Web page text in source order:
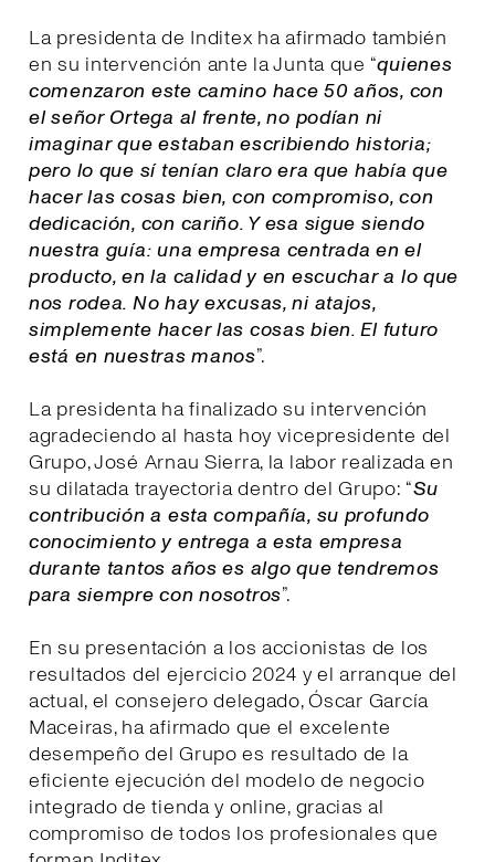
La presidenta de Inditex ha afirmado también
en su intervención ante la Junta que “quienes
comenzaron este camino hace 50 años, con
el señor Ortega al frente, no podían ni
imaginar que estaban escribiendo historia;
pero lo que sí tenían claro era que había que
hacer las cosas bien, con compromiso, con
dedicación, con cariño. Y esa sigue siendo
nuestra guía: una empresa centrada en el
producto, en la calidad y en escuchar a lo que
nos rodea. No hay excusas, ni atajos,
simplemente hacer las cosas bien. El futuro
está en nuestras manos”.
La presidenta ha finalizado su intervención
agradeciendo al hasta hoy vicepresidente del
Grupo, José Arnau Sierra, la labor realizada en
su dilatada trayectoria dentro del Grupo: “Su
contribución a esta compañía, su profundo
conocimiento y entrega a esta empresa
durante tantos años es algo que tendremos
para siempre con nosotros”.
En su presentación a los accionistas de los
resultados del ejercicio 2024 y el arranque del
actual, el consejero delegado, Óscar García
Maceiras, ha afirmado que el excelente
desempeño del Grupo es resultado de la
eficiente ejecución del modelo de negocio
integrado de tienda y online, gracias al
compromiso de todos los profesionales que